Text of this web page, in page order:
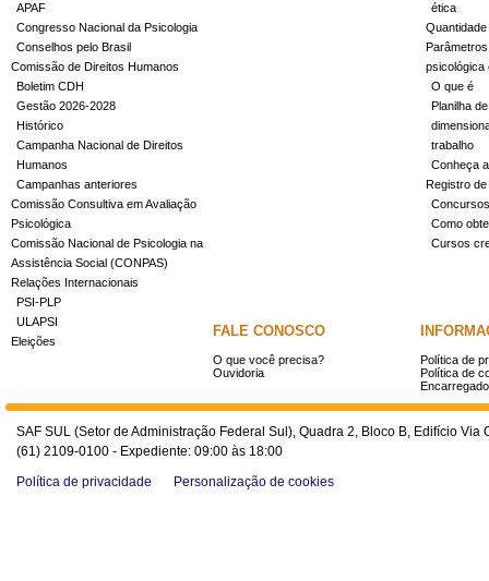
APAF
Congresso Nacional da Psicologia
Conselhos pelo Brasil
Comissão de Direitos Humanos
Boletim CDH
Gestão 2026-2028
Histórico
Campanha Nacional de Direitos
Humanos
Campanhas anteriores
Comissão Consultiva em Avaliação
Psicológica
Comissão Nacional de Psicologia na
Assistência Social (CONPAS)
Relações Internacionais
PSI-PLP
ULAPSI
Eleições
ética
psicológica
O que é
Planilha
trabalho
Conheça
Registro
Concursos
Como
Cursos
FALE CONOSCO
O que você precisa?
Ouvidoria
Política de
Política de
SAF SUL (Setor de Administração Federal Sul), Quadra 2, Bloco B, Edifício
(61) 2109-0100 - Expediente: 09:00 às 18:00
Política de privacidade
Personalização de cookies